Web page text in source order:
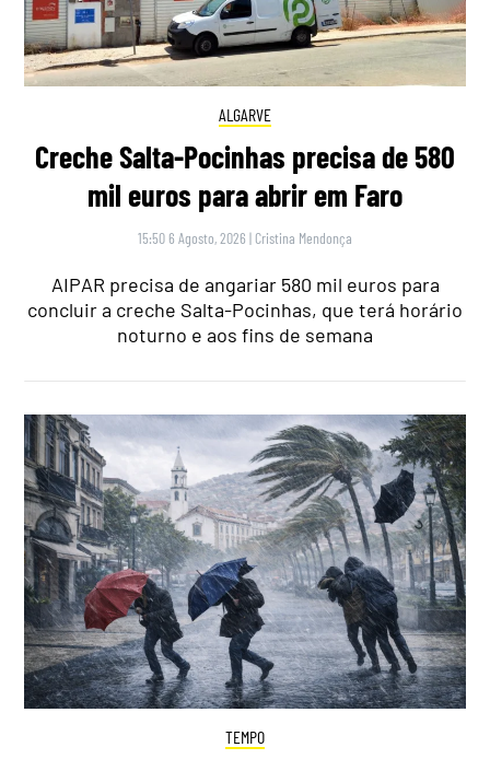
ALGARVE
Creche Salta-Pocinhas precisa de 580
mil euros para abrir em Faro
15:50 6 Agosto, 2026 | Cristina Mendonça
AIPAR precisa de angariar 580 mil euros para
concluir a creche Salta-Pocinhas, que terá horário
noturno e aos fins de semana
TEMPO